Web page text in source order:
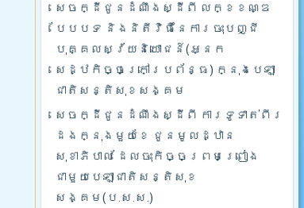
សេចក្ដីជូនដំណឹងស្ដីពី លក្ខខណ្ឌ
បែបបទ និងនិតីវិធីនៃការចុះបញ្ជី
បុគ្គលស្វ័យនិយោជន៍(អ្នក
សេដ្ឋកិច្ចក្រៅប្រព័ន្ធ) ក្នុងបេឡា
ជាតិសន្តិសុខសង្គម
សេចក្ដីជូនដំណឹងស្ដីពី ការទូទាត់ពីរ
ដងក្នុងមួយខែ ជូនមូលដ្ឋាន
សុខាភិបាល ដែលចុះកិច្ចព្រមព្រៀង
ជាមួយបេឡាជាតិសន្តិសុខ
សង្គម(ប.ស.ស.)